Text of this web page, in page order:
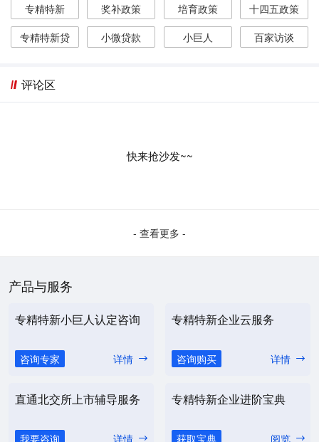
专精特新 奖补政策 培育政策
十四五政策
专精特新贷
小微贷款 小巨人 百家访谈
评论区
快来抢沙发~~
- 查看更多 -
产品与服务
专精特新小巨人认定咨询
咨询专家 详情
专精特新企业云服务
咨询购买 详情
直通北交所上市辅导服务
我要咨询 详情
专精特新企业进阶宝典
获取宝典 阅览